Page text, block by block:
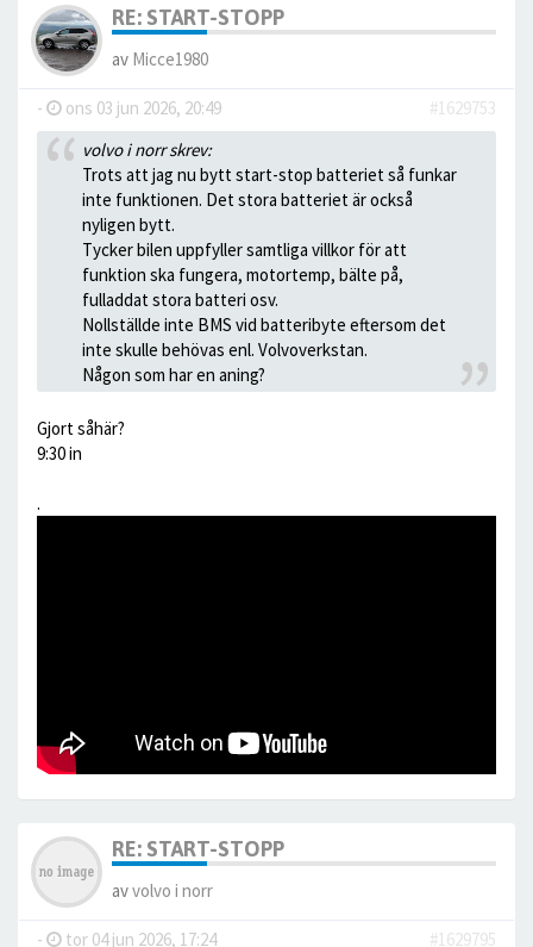
RE: START-STOPP
av Micce1980
- ons 03 jun 2026, 20:49
#1629753
volvo i norr skrev:
Trots att jag nu bytt start-stop batteriet så funkar
inte funktionen. Det stora batteriet är också
nyligen bytt.
Tycker bilen uppfyller samtliga villkor för att
funktion ska fungera, motortemp, bälte på,
fulladdat stora batteri osv.
Nollställde inte BMS vid batteribyte eftersom det
inte skulle behövas enl. Volvoverkstan.
Någon som har en aning?
Gjort såhär?
9:30 in
.
RE: START-STOPP
avvolvo i norr
- tor 04 jun 2026, 17:24 #1629795